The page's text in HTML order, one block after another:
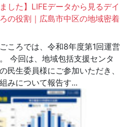
した】LIFEデータから見るデイ
の役割｜広島市中区の地域密着
ころでは、令和8年度第1回運営
今回は、地域包括支援センタ
民生委員様にご参加いただき、
みについて報告す...